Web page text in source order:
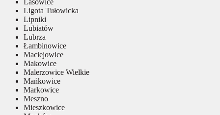
Ligota Tułowicka
Lipniki
Lubiatów
Lubrza
Łambinowice
Maciejowice
Makowice
Malerzowice Wielkie
Mańkowice
Markowice
Meszno
Mieszkowice